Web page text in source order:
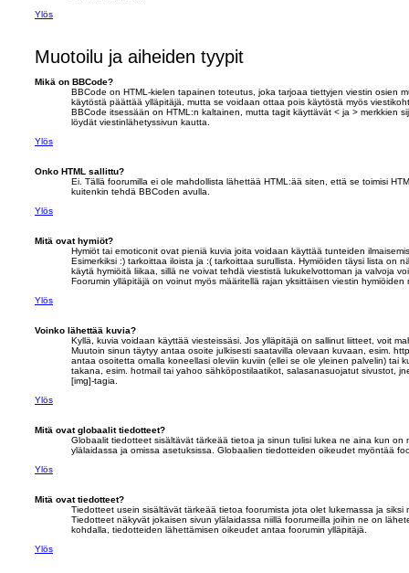
Ylös
Muotoilu ja aiheiden tyypit
Mikä on BBCode?
BBCode on HTML-kielen tapainen toteutus, joka tarjoaa tiettyjen viestin osien
käytöstä päättää ylläpitäjä, mutta se voidaan ottaa pois käytöstä myös
BBCode itsessään on HTML:n kaltainen, mutta tagit käyttävät < ja > merkkien
löydät viestinlähetyssivun kautta.
Ylös
Onko HTML sallittu?
Ei. Tällä foorumilla ei ole mahdollista lähettää HTML:ää siten, että se toimisi
kuitenkin tehdä BBCoden avulla.
Ylös
Mitä ovat hymiöt?
Hymiöt tai emoticonit ovat pieniä kuvia joita voidaan käyttää tunteiden
Esimerkiksi :) tarkoittaa iloista ja :( tarkoittaa surullista. Hymiöiden täysi lista on
käytä hymiöitä liikaa, sillä ne voivat tehdä viestistä lukukelvottoman ja valvoja
Foorumin ylläpitäjä on voinut myös määritellä rajan yksittäisen viestin hymiöiden
Ylös
Voinko lähettää kuvia?
Kyllä, kuvia voidaan käyttää viesteissäsi. Jos ylläpitäjä on sallinut liitteet, voit
Muutoin sinun täytyy antaa osoite julkisesti saatavilla olevaan kuvaan, esim.
antaa osoitetta omalla koneellasi oleviin kuviin (ellei se ole yleinen palvelin) tai
takana, esim. hotmail tai yahoo sähköpostilaatikot, salasanasuojatut sivustot,
[img]-tagia.
Ylös
Mitä ovat globaalit tiedotteet?
Globaalit tiedotteet sisältävät tärkeää tietoa ja sinun tulisi lukea ne aina kun on
ylälaidassa ja omissa asetuksissa. Globaalien tiedotteiden oikeudet myöntää
Ylös
Mitä ovat tiedotteet?
Tiedotteet usein sisältävät tärkeää tietoa foorumista jota olet lukemassa ja siksi
Tiedotteet näkyvät jokaisen sivun ylälaidassa niillä foorumeilla joihin ne on
kohdalla, tiedotteiden lähettämisen oikeudet antaa foorumin ylläpitäjä.
Ylös